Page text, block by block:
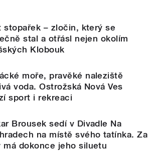
stopařek – zločin, který se
stal a otřásl nejen okolím
Klobouk
moře, pravěké naleziště
voda. Ostrožská Nová Ves
sport i rekreaci
Brousek sedí v Divadle Na
na místě svého tatínka. Za
má dokonce jeho siluetu